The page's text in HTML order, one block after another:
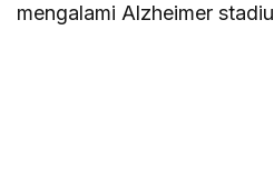
mengalami Alzheimer